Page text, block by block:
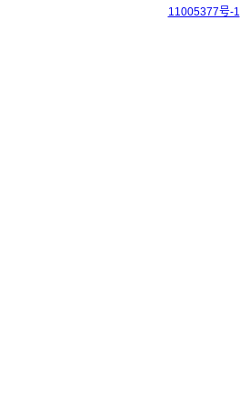
11005377号-1